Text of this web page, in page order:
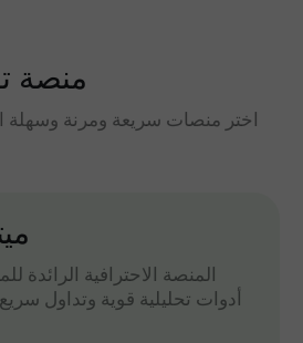
منصة
اختر منصات سريعة ومرنة وسهلة
المنصة الاحترافية الرائدة
أدوات تحليلية قوية وتداول